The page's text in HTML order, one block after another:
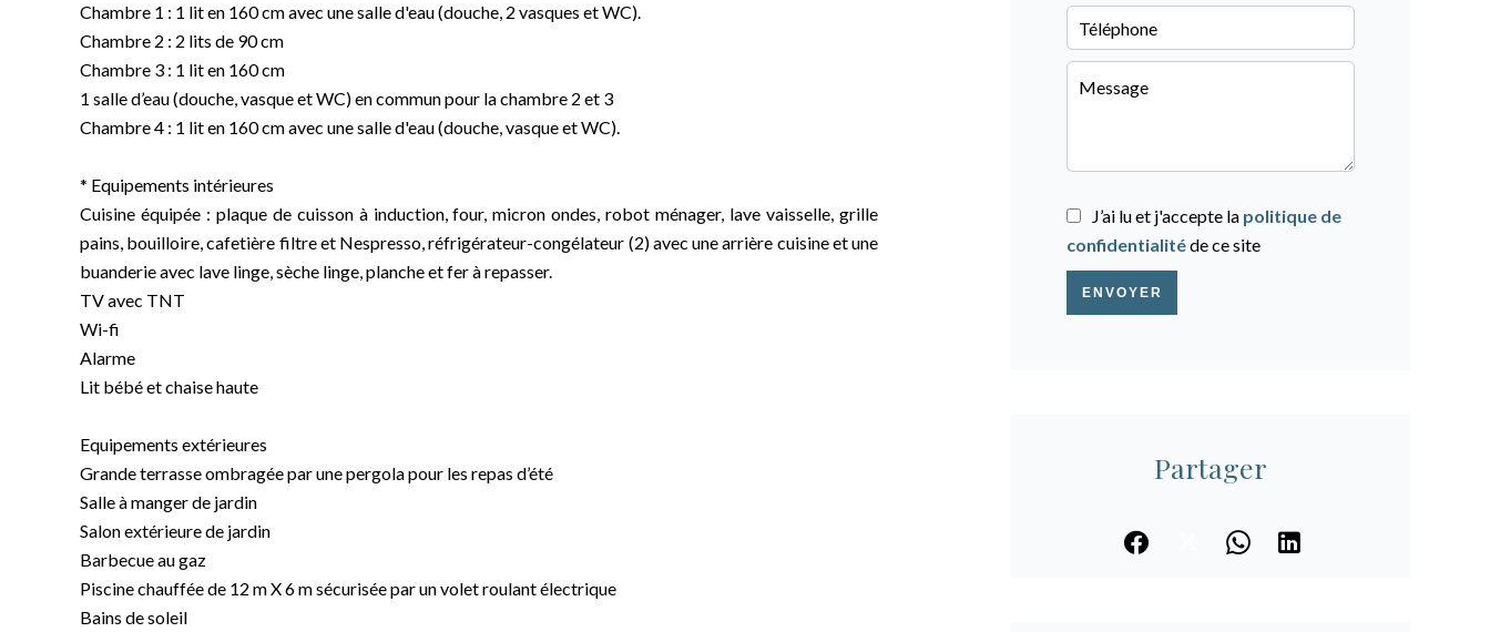
Chambre 1 : 1 lit en 160 cm avec une salle d'eau (douche, 2 vasques et WC).
Chambre 2 : 2 lits de 90 cm
Chambre 3 : 1 lit en 160 cm
1 salle d’eau (douche, vasque et WC) en commun pour la chambre 2 et 3
Chambre 4 : 1 lit en 160 cm avec une salle d'eau (douche, vasque et WC).
* Equipements intérieures
Cuisine équipée : plaque de cuisson à induction, four, micron ondes, robot ménager, lave vaisselle, grille
pains, bouilloire, cafetière filtre et Nespresso, réfrigérateur-congélateur (2) avec une arrière cuisine et une
buanderie avec lave linge, sèche linge, planche et fer à repasser.
TV avec TNT
Wi-fi
Alarme
Lit bébé et chaise haute
Equipements extérieures
Grande terrasse ombragée par une pergola pour les repas d’été
Salle à manger de jardin
Salon extérieure de jardin
Barbecue au gaz
Piscine chauffée de 12 m X 6 m sécurisée par un volet roulant électrique
Bains de soleil
J’ai lu et j'accepte la politique de
confidentialitéde ce site
ENVOYER
Partager